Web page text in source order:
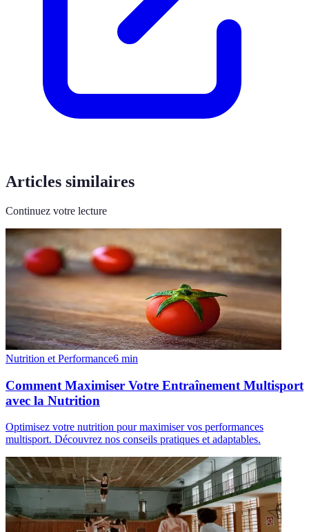
Articles similaires
Continuez votre lecture
Nutrition et Performance6 min
Comment Maximiser Votre Entraînement Multisport
avec la Nutrition
Optimisez votre nutrition pour maximiser vos performances
multisport. Découvrez nos conseils pratiques et adaptables.